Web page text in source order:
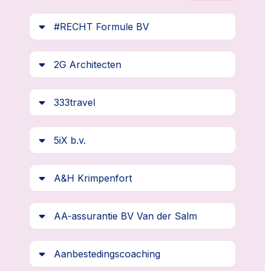
#RECHT Formule BV
2G Architecten
333travel
5iX b.v.
A&H Krimpenfort
AA-assurantie BV Van der Salm
Aanbestedingscoaching